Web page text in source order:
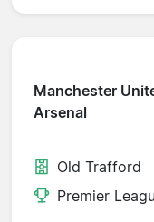
Manchester
Arsenal
Old Trafford
Premier